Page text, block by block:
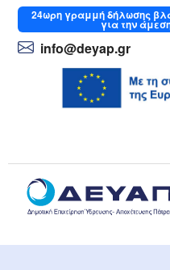
Μετάβαση
στο
περιεχόμενο
24ωρηγραμμή δήλωσης
για την
info@deyap.gr
Δημοτική Επιχείρηση